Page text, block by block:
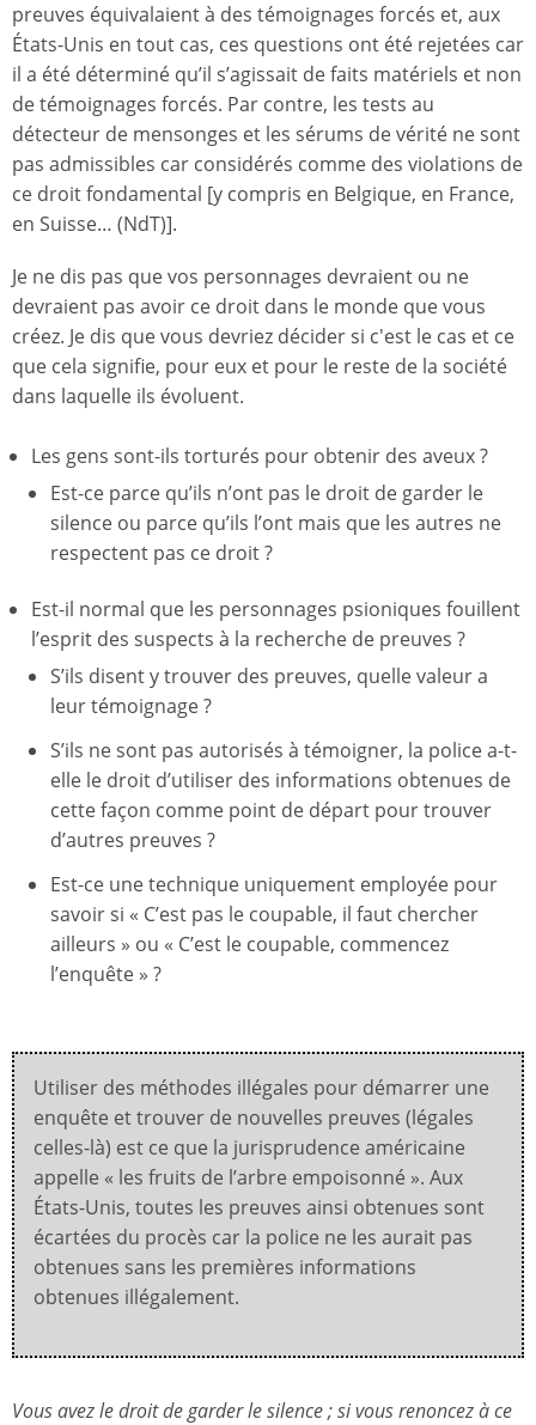
preuves équivalaient à des témoignages forcés et, aux
États-Unis en tout cas, ces questions ont été rejetées car
il a été déterminé qu’il s’agissait de faits matériels et non
de témoignages forcés. Par contre, les tests au
détecteur de mensonges et les sérums de vérité ne sont
pas admissibles car considérés comme des violations de
ce droit fondamental [y compris en Belgique, en France,
en Suisse… (NdT)].
Je ne dis pas que vos personnages devraient ou ne
devraient pas avoir ce droit dans le monde que vous
créez. Je dis que vous devriez décider si c'est le cas et ce
que cela signifie, pour eux et pour le reste de la société
dans laquelle ils évoluent.
Les gens sont-ils torturés pour obtenir des aveux ?
Est-ce parce qu’ils n’ont pas le droit de garder le
silence ou parce qu’ils l’ont mais que les autres ne
respectent pas ce droit ?
Est-il normal que les personnages psioniques fouillent
l’esprit des suspects à la recherche de preuves ?
S’ils disent y trouver des preuves, quelle valeur a
leur témoignage ?
S’ils ne sont pas autorisés à témoigner, la police a-t-
elle le droit d’utiliser des informations obtenues de
cette façon comme point de départ pour trouver
d’autres preuves ?
Est-ce une technique uniquement employée pour
savoir si « C’est pas le coupable, il faut chercher
ailleurs » ou « C’est le coupable, commencez
l’enquête » ?
Utiliser des méthodes illégales pour démarrer une
enquête et trouver de nouvelles preuves (légales
celles-là) est ce que la jurisprudence américaine
appelle « les fruits de l’arbre empoisonné ». Aux
États-Unis, toutes les preuves ainsi obtenues sont
écartées du procès car la police ne les aurait pas
obtenues sans les premières informations
obtenues illégalement.
Vous avez le droit de garder le silence ; si vous renoncez à ce